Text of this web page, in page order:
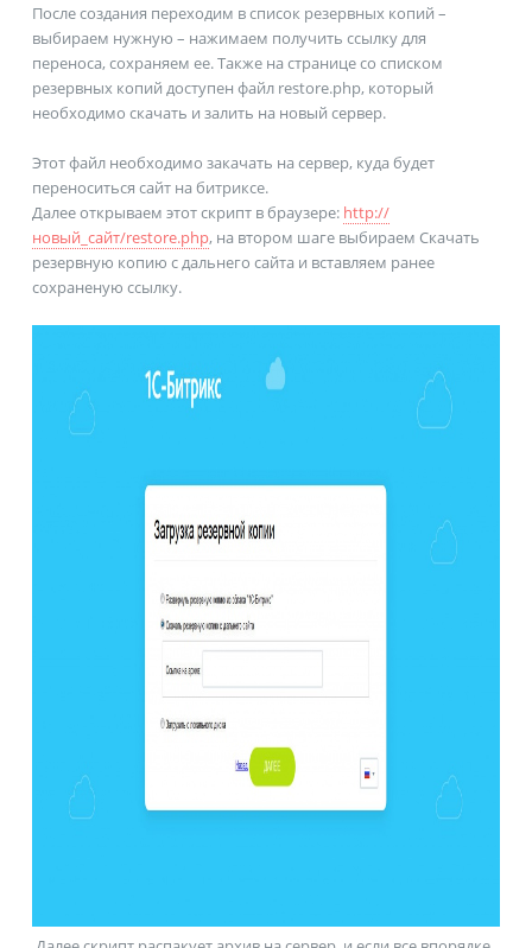
После создания переходим в список резервных копий –
выбираем нужную – нажимаем получить ссылку для
переноса, сохраняем ее. Также на странице со списком
резервных копий доступен файл restore.php, который
необходимо скачать и залить на новый сервер.
Этот файл необходимо закачать на сервер, куда будет
переноситься сайт на битриксе.
Далее открываем этот скрипт в браузере: http://
новый_сайт/restore.php, на втором шаге выбираем Скачать
резервную копию с дальнего сайта и вставляем ранее
сохраненую ссылку.